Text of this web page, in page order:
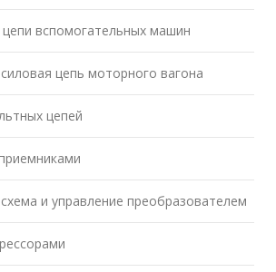
вспомогательных машин
цепь моторного вагона
цепей
и управление преобразователем